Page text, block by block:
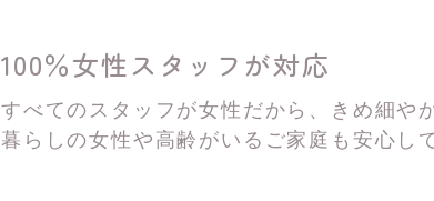
100％女性スタッフが対応
すべてのスタッフが女性だから、きめ細や
暮らしの女性や高齢がいるご家庭も安心し